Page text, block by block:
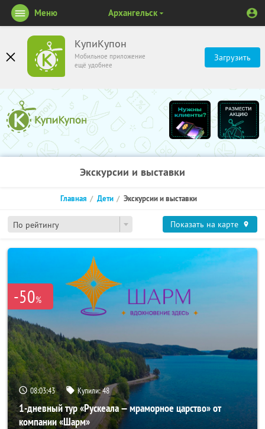
КупиКупон
Мобильное приложение
ещё удобнее
Загрузить
Меню Архангельск
Экскурсии и выставки
По рейтингу
Главная Дети Экскурсии и выставки
Показать на карте
-50%
08:03:42 Купили:48
1-дневный тур «Рускеала — мраморное царство» от
компании «Шарм»